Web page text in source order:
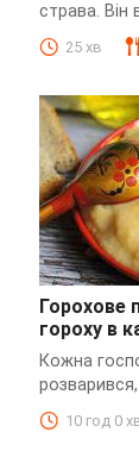
страва. Він
25 хв
Пюре
Горохове
гороху в
Кожна
10 год 0